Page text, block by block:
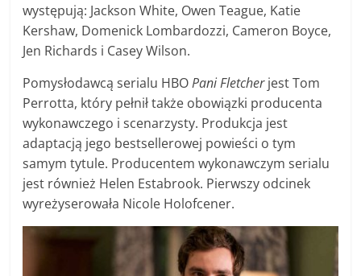
występują: Jackson White, Owen Teague, Katie
Kershaw, Domenick Lombardozzi, Cameron Boyce,
Jen Richards i Casey Wilson.
Pomysłodawcą serialu HBOPani Fletcherjest Tom
Perrotta, który pełnił także obowiązki producenta
wykonawczego i scenarzysty. Produkcja jest
adaptacją jego bestsellerowej powieści o tym
samym tytule. Producentem wykonawczym serialu
jest również Helen Estabrook. Pierwszy odcinek
wyreżyserowała Nicole Holofcener.